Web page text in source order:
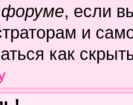
, если
и
как